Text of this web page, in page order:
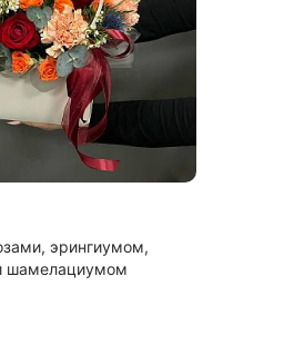
эрингиумом,
шамелациумом